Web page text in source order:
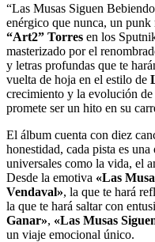
“Las Musas Siguen
enérgico que nunca, un
“Art2” Torres en los
masterizado por el
y letras profundas que te
vuelta de hoja en el estilo de
crecimiento y la evolución
promete ser un hito en su
El álbum cuenta con diez
honestidad, cada pista es
universales como la vida, el
Desde la emotiva «Las
Vendaval», la que te hará
la que te hará saltar con
Ganar», «Las Musas
un viaje emocional único.